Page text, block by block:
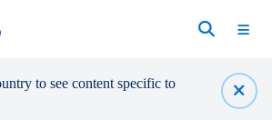
to see content specific to